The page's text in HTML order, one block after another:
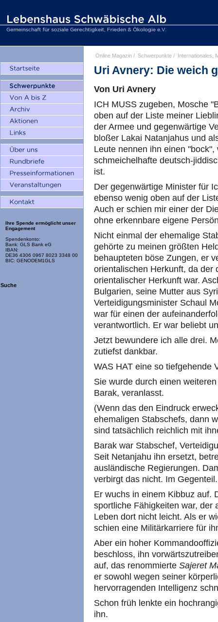
Ihre Spende ermöglicht unser
Engagement
Spendenkonto:
Bank: GLS Bank eG
IBAN:
DE36 4306 0967 8023 3348 00
BIC: GENODEM1GLS
Suche
Online Magazin / Schwerpunkte / Internationales,
Uri Avnery: Die weich
Von Uri Avnery
ICH MUSS zugeben, Mosche
oben auf der Liste meiner
der Armee und gegenwärtige
bloßer Lakai Natanjahus und
Leute nennen ihn einen
schmeichelhafte deutsch-
ist.
Der gegenwärtige Minister für
ebenso wenig oben auf der
Auch er schien mir einer der
ohne erkennbare eigene
Nicht einmal der ehemalige
gehörte zu meinen größten
behaupteten böse Zungen, er
orientalischen Herkunft, da der
orientalischer Herkunft war.
Bulgarien, seine Mutter aus
Verteidigungsminister Schaul
war für einen der
verantwortlich. Er war beliebt
Jetzt bewundere ich alle drei.
zutiefst dankbar.
WAS HAT eine so tiefgehende
Sie wurde durch einen
Barak, veranlasst.
(Wenn das den Eindruck
ehemaligen Stabschefs, dann
sind tatsächlich reichlich mit
Barak war Stabschef,
Seit Netanjahu ihn ersetzt,
ausländische Regierungen.
verbirgt das nicht. Im Gegenteil.
Er wuchs in einem Kibbuz auf.
sportliche Fähigkeiten war, der
Leben dort nicht leicht. Als er
schien eine Militärkarriere für
Aber ein hoher
beschloss, ihn
auf, das renommierte Sajeret
er sowohl wegen seiner
hervorragenden Intelligenz
Schon früh lenkte ein
ihn.